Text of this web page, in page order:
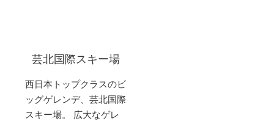
芸北国際スキー場
西日本トップクラスのビ
ッグゲレンデ、芸北国際
スキー場。 広大なゲレ